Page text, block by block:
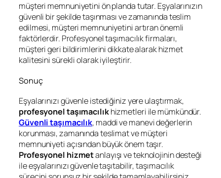
müşteri memnuniyetini ön planda tutar. Eşyalarınızın
güvenli bir şekilde taşınması ve zamanında teslim
edilmesi, müşteri memnuniyetini artıran önemli
faktörlerdir. Profesyonel taşımacılık firmaları,
müşteri geri bildirimlerini dikkate alarak hizmet
kalitesini sürekli olarak iyileştirir.
Sonuç
Eşyalarınızı güvenle istediğiniz yere ulaştırmak,
profesyonel taşımacılıkhizmetleri ile mümkündür.
Güvenli taşımacılık, maddi ve manevi değerlerin
korunması, zamanında teslimat ve müşteri
memnuniyeti açısından büyük önem taşır.
Profesyonel hizmetanlayışı ve teknolojinin desteği
ile eşyalarınızı güvenle taşıtabilir, taşımacılık